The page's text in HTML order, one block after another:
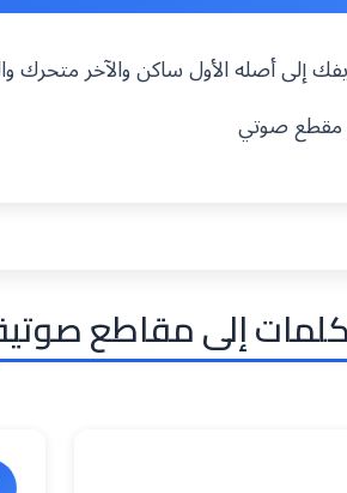
إلى أصله الأول ساكن والآخر
صوتي
إلى مقاطع